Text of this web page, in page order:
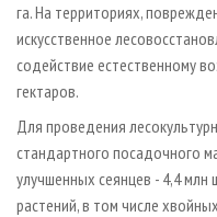
га. На территориях,
искусственное
содействие естественному
гектаров.
Для проведения
стандартного посадочного
улучшенных сеянцев - 4,4 млн
растений, в том числе